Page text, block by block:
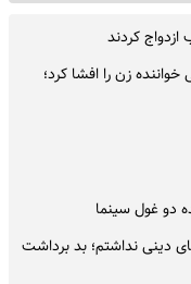
کردند
زن را افشا کرد؛
دو غول سینما
دینی نداشتم؛ بد برداشت